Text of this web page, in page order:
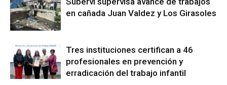
en cañada Juan Valdez y Los Girasoles
Tres instituciones certifican a 46
profesionales en prevención y
erradicación del trabajo infantil